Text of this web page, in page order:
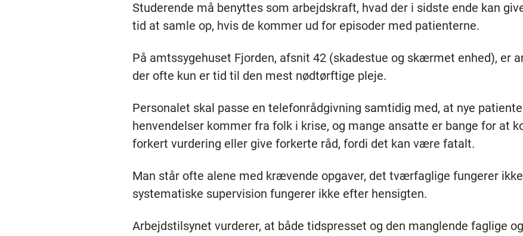
Studerende må benyttes som arbejdskraft, hvad der i sidste ende kan
tid at samle op, hvis de kommer ud for episoder med patienterne.
På amtssygehuset Fjorden, afsnit 42 (skadestue og skærmet enhed), er
der ofte kun er tid til den mest nødtørftige pleje.
Personalet skal passe en telefonrådgivning samtidig med, at nye
henvendelser kommer fra folk i krise, og mange ansatte er bange for at
forkert vurdering eller give forkerte råd, fordi det kan være fatalt.
Man står ofte alene med krævende opgaver, det tværfaglige fungerer
systematiske supervision fungerer ikke efter hensigten.
Arbejdstilsynet vurderer, at både tidspresset og den manglende faglige